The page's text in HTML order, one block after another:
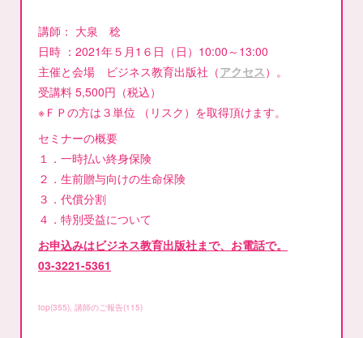
講師： 大泉 稔
日時 ：2021年５月1６日（日）10:00～13:00
主催と会場 ビジネス教育出版社（アクセス）。
受講料 5,500円（税込）
※ＦＰの方は３単位 （リスク）を取得頂けます。
セミナーの概要
１．一時払い終身保険
２．生前贈与向けの生命保険
３．代償分割
４．特別受益について
お申込みはビジネス教育出版社まで、お電話で。
03-3221-5361
top(355) 講師のご報告(115)